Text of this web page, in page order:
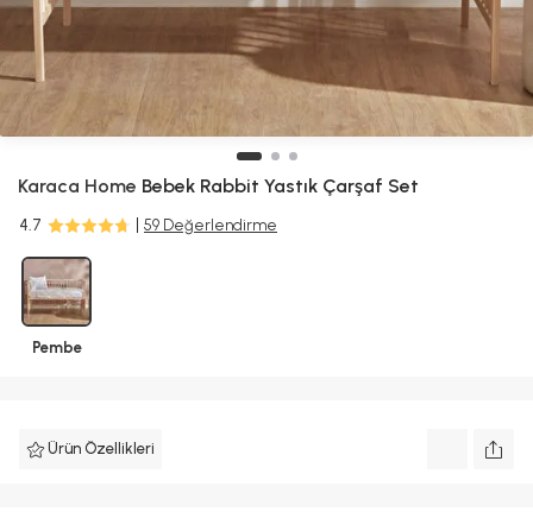
Karaca Home Bebek Rabbit Yastık Çarşaf Set
4.7 59 Değerlendirme
Pembe
Ürün Özellikleri